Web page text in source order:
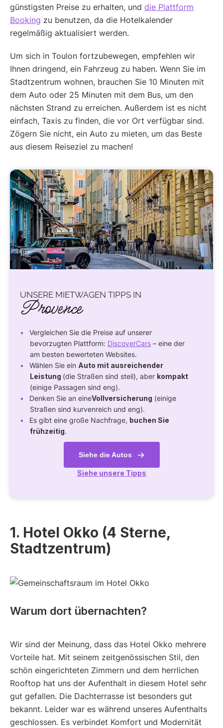
günstigsten Preise zu erhalten, und die Plattform
Booking zu benutzen, da die Hotelkalender
regelmäßig aktualisiert werden.
Um sich in Toulon fortzubewegen, empfehlen wir
Ihnen dringend, ein Fahrzeug zu haben. Wenn Sie im
Stadtzentrum wohnen, brauchen Sie 10 Minuten mit
dem Auto oder 25 Minuten mit dem Bus, um den
nächsten Strand zu erreichen. Außerdem ist es nicht
einfach, Taxis zu finden, die vor Ort verfügbar sind.
Zögern Sie nicht, ein Auto zu mieten, um das Beste
aus diesem Reiseziel zu machen!
UNSERE MIETWAGEN TIPPS IN
Provence
Vergleichen Sie die Preise auf unserer
bevorzugten Plattform: DiscoverCars – eine der
am besten bewerteten Websites.
Wählen Sie ein Auto mit ausreichender
Leistung (die Straßen sind steil), aber kompakt
(einige Passagen sind eng).
Denken Sie an eineVollversicherung (einige
Straßen sind kurvenreich und eng).
Es gibt eine große Nachfrage, buchen Sie
frühzeitig.
Siehe die Autos
Siehe unsere Tipps
1. Hotel Okko (4 Sterne,
Stadtzentrum)
Warum dort übernachten?
Wir sind der Meinung, dass das Hotel Okko mehrere
Vorteile hat. Mit seinem zeitgenössischen Stil, den
schön eingerichteten Zimmern und dem herrlichen
Rooftop hat uns der Aufenthalt in diesem Hotel sehr
gut gefallen. Die Dachterrasse ist besonders gut
bekannt. Leider war es während unseres Aufenthalts
geschlossen. Es verbindet Komfort und Modernität